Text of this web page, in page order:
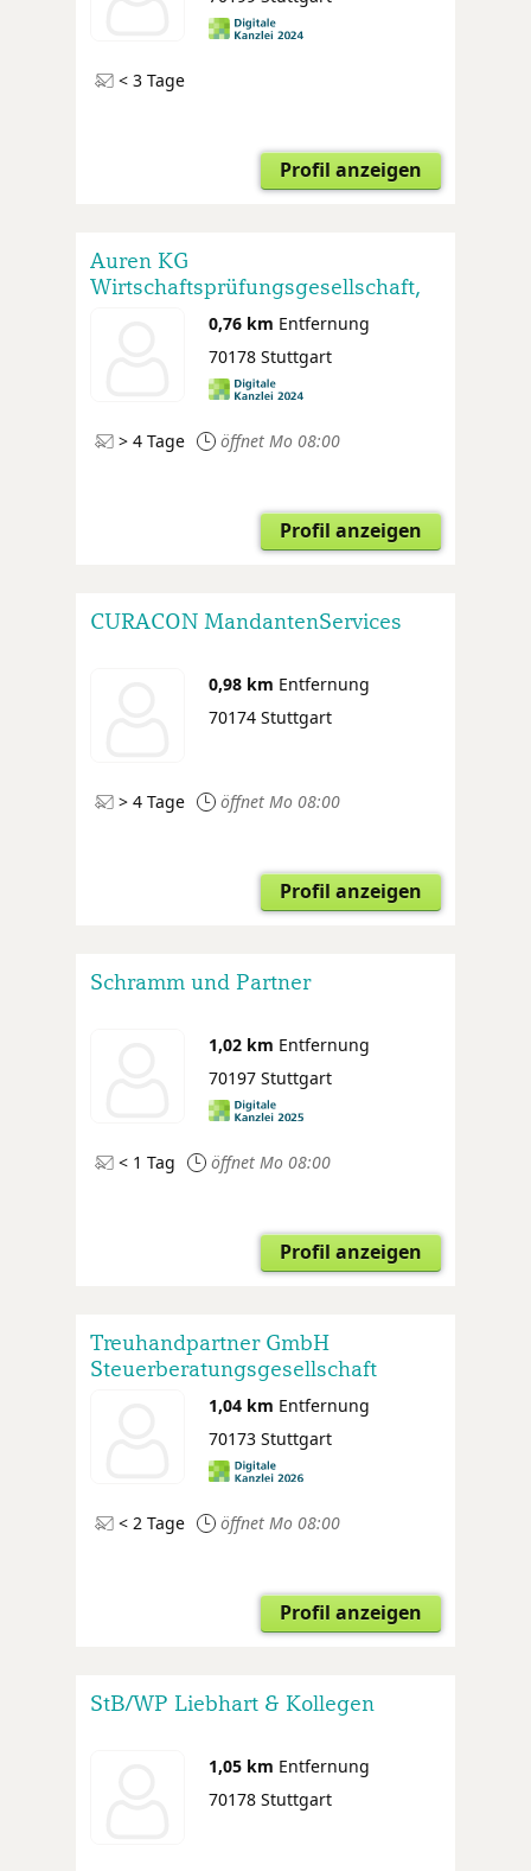
< 3 Tage
Profil anzeigen
Auren KG
Wirtschaftsprüfungsgesellschaft,
Steuerberatungsgesellschaft
0,76 km Entfernung
70178 Stuttgart
> 4 Tage öffnet Mo 08:00
Profil anzeigen
CURACON MandantenServices
0,98 km Entfernung
70174 Stuttgart
> 4 Tage öffnet Mo 08:00
Profil anzeigen
Schramm und Partner
1,02 km Entfernung
70197 Stuttgart
< 1 Tag öffnet Mo 08:00
Profil anzeigen
Treuhandpartner GmbH
Steuerberatungsgesellschaft
1,04 km Entfernung
70173 Stuttgart
< 2 Tage öffnet Mo 08:00
Profil anzeigen
StB/WP Liebhart & Kollegen
1,05 km Entfernung
70178 Stuttgart